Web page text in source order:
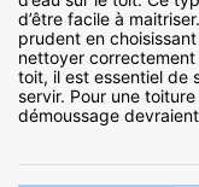
d’être facile à
prudent en
nettoyer
toit, il est essentiel de
servir. Pour une
démoussage